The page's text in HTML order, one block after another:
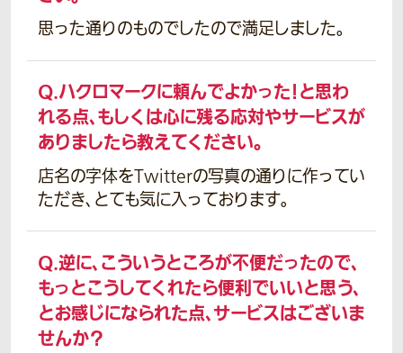
思った通りのものでしたので満足しました。
Q.ハクロマークに頼んでよかった！と思わ
れる点、もしくは心に残る応対やサービスが
ありましたら教えてください。
店名の字体をTwitterの写真の通りに作ってい
ただき、とても気に入っております。
Q.逆に、こういうところが不便だったので、
もっとこうしてくれたら便利でいいと思う、
とお感じになられた点、サービスはございま
せんか？